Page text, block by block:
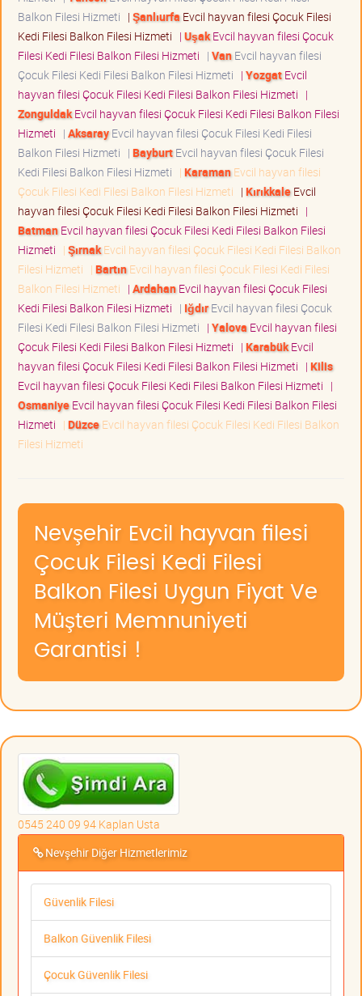
Balkon Filesi Hizmeti | Şanlıurfa Evcil hayvan filesi Çocuk Filesi
Kedi Filesi Balkon Filesi Hizmeti | UşakEvcil hayvan filesi Çocuk
Filesi Kedi Filesi Balkon Filesi Hizmeti | VanEvcil hayvan filesi
Çocuk Filesi Kedi Filesi Balkon Filesi Hizmeti | YozgatEvcil
hayvan filesi Çocuk Filesi Kedi Filesi Balkon Filesi Hizmeti |
ZonguldakEvcil hayvan filesi Çocuk Filesi Kedi Filesi Balkon Filesi
Hizmeti | AksarayEvcil hayvan filesi Çocuk Filesi Kedi Filesi
Balkon Filesi Hizmeti | BayburtEvcil hayvan filesi Çocuk Filesi
Kedi Filesi Balkon Filesi Hizmeti | KaramanEvcil hayvan filesi
Çocuk Filesi Kedi Filesi Balkon Filesi Hizmeti | KırıkkaleEvcil
hayvan filesi Çocuk Filesi Kedi Filesi Balkon Filesi Hizmeti |
BatmanEvcil hayvan filesi Çocuk Filesi Kedi Filesi Balkon Filesi
Hizmeti | ŞırnakEvcil hayvan filesi Çocuk Filesi Kedi Filesi Balkon
Filesi Hizmeti | BartınEvcil hayvan filesi Çocuk Filesi Kedi Filesi
Balkon Filesi Hizmeti | ArdahanEvcil hayvan filesi Çocuk Filesi
Kedi Filesi Balkon Filesi Hizmeti | IğdırEvcil hayvan filesi Çocuk
Filesi Kedi Filesi Balkon Filesi Hizmeti | Yalova Evcil hayvan filesi
Çocuk Filesi Kedi Filesi Balkon Filesi Hizmeti | KarabükEvcil
hayvan filesi Çocuk Filesi Kedi Filesi Balkon Filesi Hizmeti | Kilis
Evcil hayvan filesi Çocuk Filesi Kedi Filesi Balkon Filesi Hizmeti |
OsmaniyeEvcil hayvan filesi Çocuk Filesi Kedi Filesi Balkon Filesi
Hizmeti | DüzceEvcil hayvan filesi Çocuk Filesi Kedi Filesi Balkon
Filesi Hizmeti
Nevşehir Evcil hayvan filesi
Çocuk Filesi Kedi Filesi
Balkon Filesi Uygun Fiyat Ve
Müşteri Memnuniyeti
Garantisi !
0545 240 09 94 Kaplan Usta
Nevşehir Diğer Hizmetlerimiz
Güvenlik Filesi
Balkon Güvenlik Filesi
Çocuk Güvenlik Filesi